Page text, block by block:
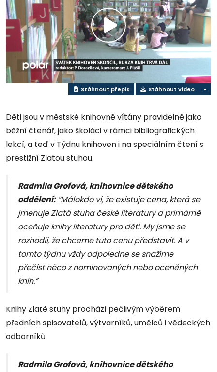
Přehrát
video
Stáhnout přepis Stáhnout video
Děti jsou v městské knihovně vítány pravidelně jako
běžní čtenář, jako školáci v rámci bibliografických
lekcí, a teď v Týdnu knihoven i na speciálním čtení s
prestižní Zlatou stuhou.
Radmila Grofová, knihovnice dětského
oddělení:“Málokdo ví, že existuje cena, která se
jmenuje Zlatá stuha české literatury a primárně
oceňuje knihy literatury pro děti. My jsme se
rozhodli, že chceme tuto cenu představit. A v
tomto týdnu vždy odpoledne se snažíme
přečíst něco z nominovaných nebo oceněných
knih.”
Knihy Zlaté stuhy prochází pečlivým výběrem
předních spisovatelů, výtvarníků, umělců i vědeckých
odborníků.
Radmila Grofová, knihovnice dětského